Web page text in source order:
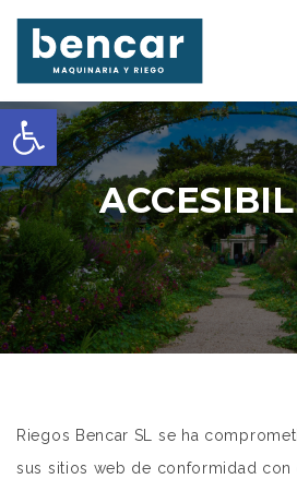
Abrir barra de herramientas
Riegos Bencar SL se ha
sus sitios web de conformidad con